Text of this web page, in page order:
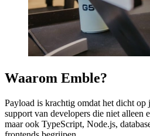
Waarom Emble?
Payload is krachtig omdat het dicht
support van developers die niet alleen
maar ook TypeScript, Node.js,